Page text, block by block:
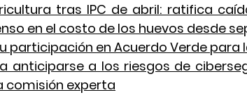
tras IPC de abril: ratifica
en el costo de los huevos desde
participación en Acuerdo Verde para
anticiparse a los riesgos de
comisión experta